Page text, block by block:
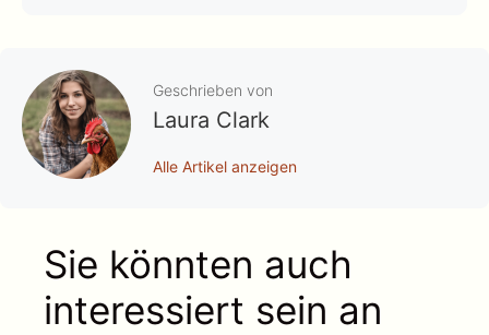
Geschrieben von
Laura Clark
Alle Artikel anzeigen
Sie könnten auch
interessiert sein an